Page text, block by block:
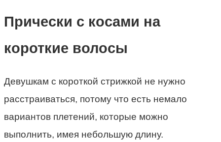
Прически с косами на
короткие волосы
Девушкам с короткой стрижкой не нужно
расстраиваться, потому что есть немало
вариантов плетений, которые можно
выполнить, имея небольшую длину.